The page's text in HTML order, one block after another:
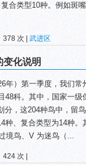
合类型10种。例如斑
378 次 | 武进区
变化说明
年）第一季度，我们
48科。其中，国家一
分，这204种鸟中，留
种、复合类型为14种
境鸟、V 为迷鸟（...
424 次 |